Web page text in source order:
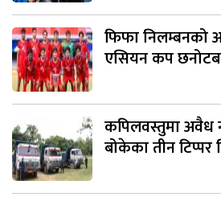
फिफा निलम्बनको
एसियन कप
कपिलवस्तुमा अवैध
बोकेका तीन टिप्पर